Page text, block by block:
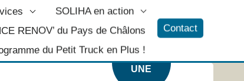
SOLIHA en action
RENOV’ du Pays de Châlons
du Petit Truck en Plus !
Contact
A LÀ
UNE